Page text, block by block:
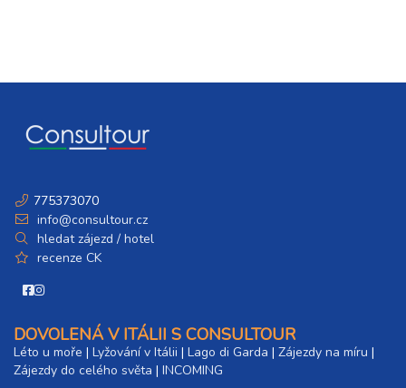
775373070
info@consultour.cz
hledat zájezd / hotel
recenze CK
DOVOLENÁ V ITÁLII S CONSULTOUR
Léto u moře | Lyžování v Itálii | Lago di Garda | Zájezdy na míru |
Zájezdy do celého světa | INCOMING